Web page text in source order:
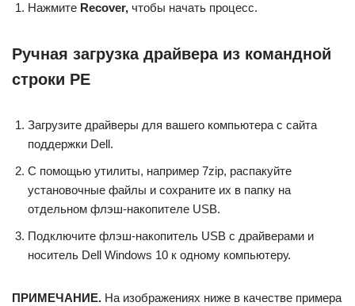
Нажмите Recover, чтобы начать процесс.
Ручная загрузка драйвера из командной
строки PE
Загрузите драйверы для вашего компьютера с сайта
поддержки Dell.
С помощью утилиты, например 7zip, распакуйте
установочные файлы и сохраните их в папку на
отдельном флэш-накопителе USB.
Подключите флэш-накопитель USB с драйверами и
носитель Dell Windows 10 к одному компьютеру.
ПРИМЕЧАНИЕ. На изображениях ниже в качестве примера